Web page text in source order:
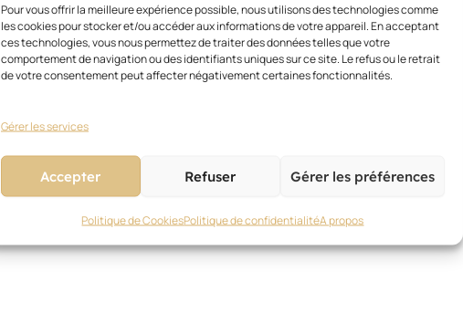
Pour vous offrir la meilleure expérience possible, nous utilisons des technologies comme
les cookies pour stocker et/ou accéder aux informations de votre appareil. En acceptant
ces technologies, vous nous permettez de traiter des données telles que votre
comportement de navigation ou des identifiants uniques sur ce site. Le refus ou le retrait
de votre consentement peut affecter négativement certaines fonctionnalités.
Gérer les services
Accepter Refuser Gérer les préférences
Politique de CookiesPolitique de confidentialitéA propos